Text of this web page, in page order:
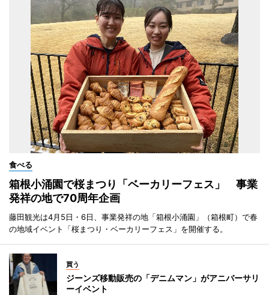
食べる
箱根小涌園で桜まつり「ベーカリーフェス」 事業
発祥の地で70周年企画
藤田観光は4月5日・6日、事業発祥の地「箱根小涌園」（箱根町）で春
の地域イベント「桜まつり・ベーカリーフェス」を開催する。
買う
ジーンズ移動販売の「デニムマン」がアニバーサリ
ーイベント